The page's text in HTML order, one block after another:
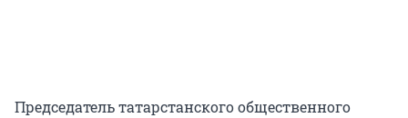
Председатель татарстанского общественного